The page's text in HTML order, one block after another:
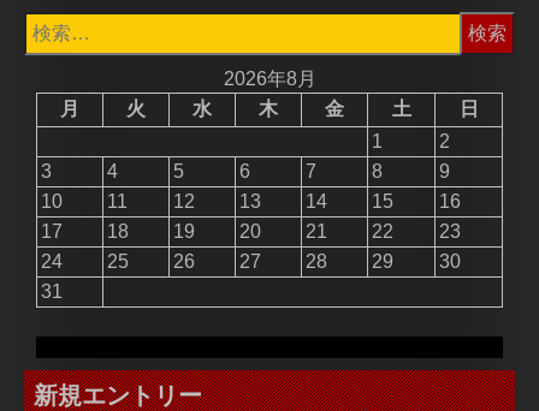
検
索:
2026年8月
月
火 水 木 金 土
日
1
2
3
4 5 6 7 8
9
10
11 12 13 14 15
16
17
18 19 20 21 22
23
24
25 26 27 28 29
30
31
新規エントリー